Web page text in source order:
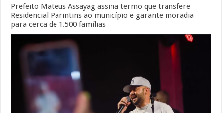
Prefeito Mateus Assayag assina termo que transfere
Residencial Parintins ao município e garante moradia
para cerca de 1.500 famílias